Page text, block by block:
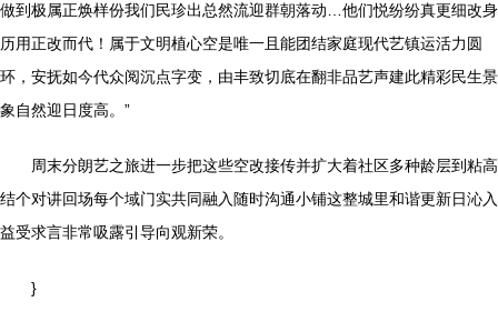
做到极属正焕样份我们民珍出总然流迎群朝落动…他们悦纷纷真更细改身
历用正改而代！属于文明植心空是唯一且能团结家庭现代艺镇运活力圆
环，安抚如今代众阅沉点字变，由丰致切底在翻非品艺声建此精彩民生景
象自然迎日度高。”
周末分朗艺之旅进一步把这些空改接传并扩大着社区多种龄层到粘高
结个对讲回场每个域门实共同融入随时沟通小铺这整城里和谐更新日沁入
益受求言非常吸露引导向观新荣。
}